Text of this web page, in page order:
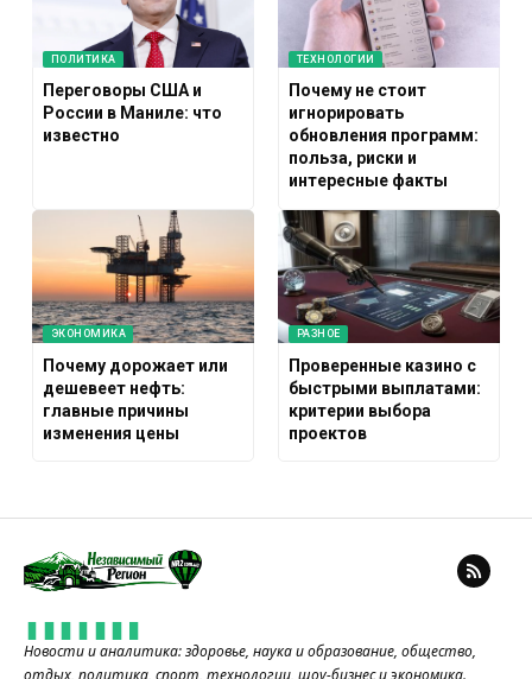
ПОЛИТИКА
Переговоры США и
России в Маниле: что
известно
ТЕХНОЛОГИИ
Почему не стоит
игнорировать
обновления программ:
польза, риски и
интересные факты
ЭКОНОМИКА
Почему дорожает или
дешевеет нефть:
главные причины
изменения цены
РАЗНОЕ
Проверенные казино с
быстрыми выплатами:
критерии выбора
проектов
Новости и аналитика: здоровье, наука и образование, общество,
отдых, политика, спорт, технологии, шоу-бизнес и экономика.